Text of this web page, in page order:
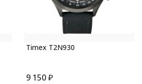
Timex T2N930
9 150 ₽